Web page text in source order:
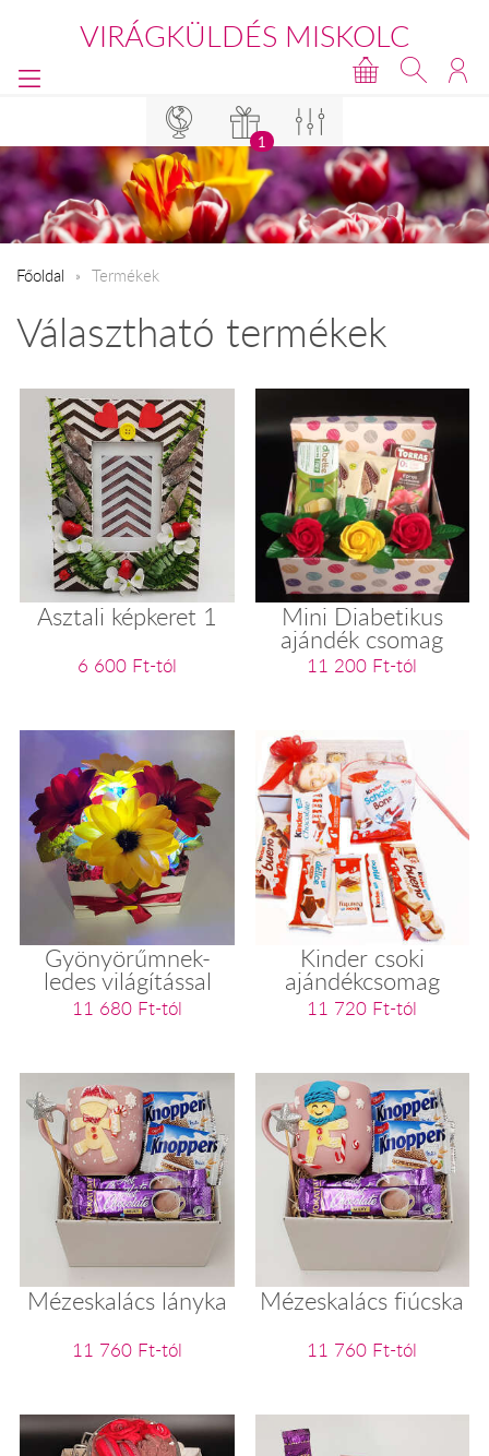
VIRÁGKÜLDÉS MISKOLC
1
Főoldal Termékek
Választható termékek
Asztali képkeret 1
6 600 Ft-tól
Mini Diabetikus
ajándék csomag
11 200 Ft-tól
Gyönyörűmnek-
ledes világítással
11 680 Ft-tól
Kinder csoki
ajándékcsomag
11 720 Ft-tól
Mézeskalács lányka
11 760 Ft-tól
Mézeskalács fiúcska
11 760 Ft-tól